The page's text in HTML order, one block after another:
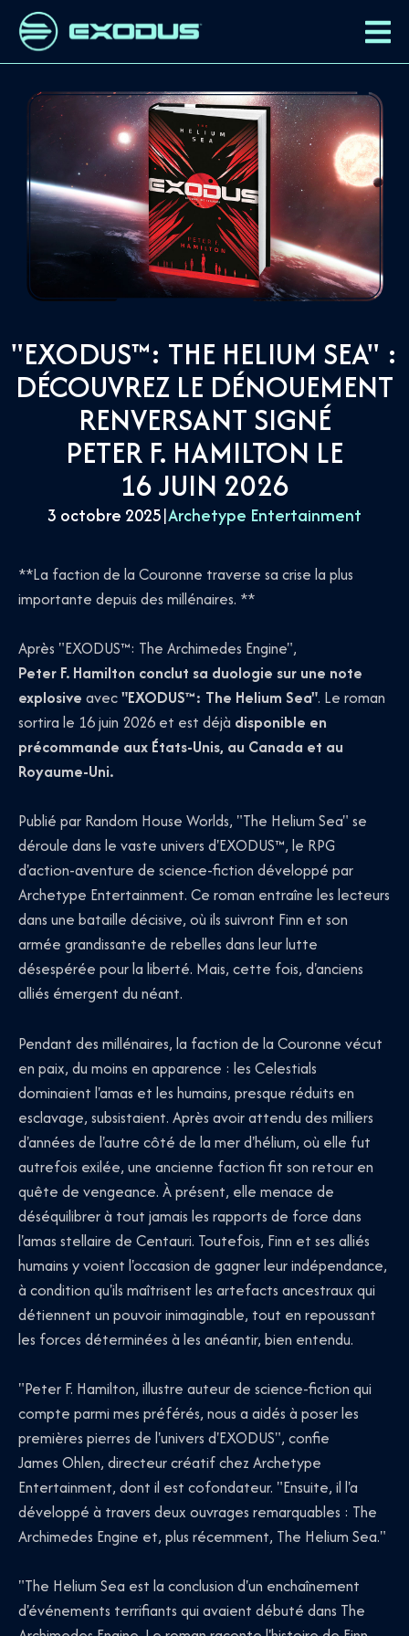
"EXODUS™: THE HELIUM SEA" :
DÉCOUVREZ LE DÉNOUEMENT
RENVERSANT SIGNÉ
PETER F. HAMILTON LE
16 JUIN 2026
3 octobre 2025|Archetype Entertainment
**La faction de la Couronne traverse sa crise la plus
importante depuis des millénaires. **
Après "EXODUS™: The Archimedes Engine",
Peter F. Hamilton conclut sa duologie sur une note
explosive avec"EXODUS™: The Helium Sea". Le roman
sortira le 16 juin 2026 et est déjà disponible en
précommande aux États-Unis, au Canada et au
Royaume-Uni.
Publié par Random House Worlds, "The Helium Sea" se
déroule dans le vaste univers d'EXODUS™, le RPG
d'action-aventure de science-fiction développé par
Archetype Entertainment. Ce roman entraîne les lecteurs
dans une bataille décisive, où ils suivront Finn et son
armée grandissante de rebelles dans leur lutte
désespérée pour la liberté. Mais, cette fois, d'anciens
alliés émergent du néant.
Pendant des millénaires, la faction de la Couronne vécut
en paix, du moins en apparence : les Celestials
dominaient l'amas et les humains, presque réduits en
esclavage, subsistaient. Après avoir attendu des milliers
d'années de l'autre côté de la mer d'hélium, où elle fut
autrefois exilée, une ancienne faction fit son retour en
quête de vengeance. À présent, elle menace de
déséquilibrer à tout jamais les rapports de force dans
l'amas stellaire de Centauri. Toutefois, Finn et ses alliés
humains y voient l'occasion de gagner leur indépendance,
à condition qu'ils maîtrisent les artefacts ancestraux qui
détiennent un pouvoir inimaginable, tout en repoussant
les forces déterminées à les anéantir, bien entendu.
"Peter F. Hamilton, illustre auteur de science-fiction qui
compte parmi mes préférés, nous a aidés à poser les
premières pierres de l'univers d'EXODUS", confie
James Ohlen, directeur créatif chez Archetype
Entertainment, dont il est cofondateur. "Ensuite, il l'a
développé à travers deux ouvrages remarquables : The
Archimedes Engine et, plus récemment, The Helium Sea."
"The Helium Sea est la conclusion d'un enchaînement
d'événements terrifiants qui avaient débuté dans The